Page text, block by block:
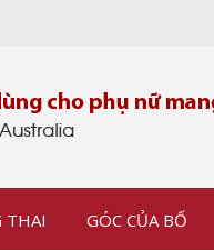
THAI GÓC CỦA BỐ